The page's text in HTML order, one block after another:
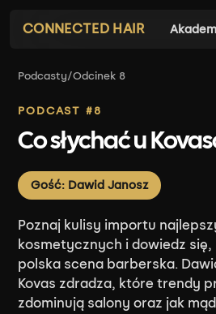
CONNECTED HAIR
Podcasty/Odcinek 8
PODCAST #8
Co słychać u
Gość: Dawid Janosz
Poznaj kulisy importu
kosmetycznych i dowiedz się,
polska scena barberska.
Kovas zdradza, które trendy
zdominują salony oraz jak